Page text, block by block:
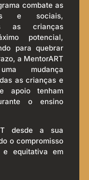
combate as
e sociais,
as crianças
potencial,
para quebrar
a MentorART
mudança
as crianças e
apoio tenham
o ensino
desde a sua
o compromisso
equitativa em